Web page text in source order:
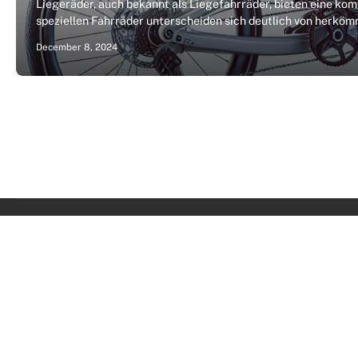
Liegeräder, auch bekannt als Liegefahrräder, bieten eine
speziellen Fahrräder unterscheiden sich deutlich von
December 8, 2024